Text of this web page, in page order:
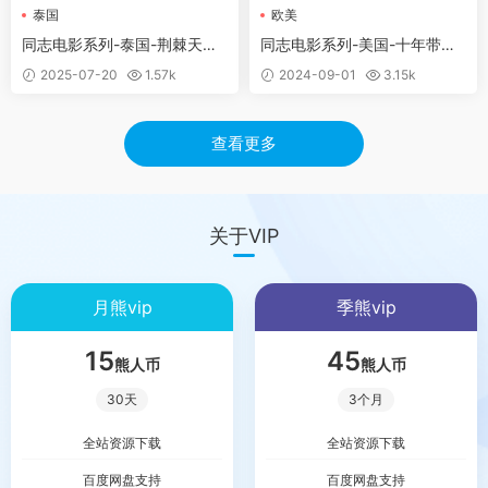
泰国
同志电影系列-泰国-荆棘天堂
วิมานหนาม (2024)
2025-07-20 1.57k
欧美
同志电影系列-美国-十年带球
跑 The Pass (2016)
2024-09-01 3.15k
查看更多
关于VIP
月熊vip
15熊人币
30天
全站资源下载
百度网盘支持
季熊vip
45熊人币
3个月
全站资源下载
百度网盘支持